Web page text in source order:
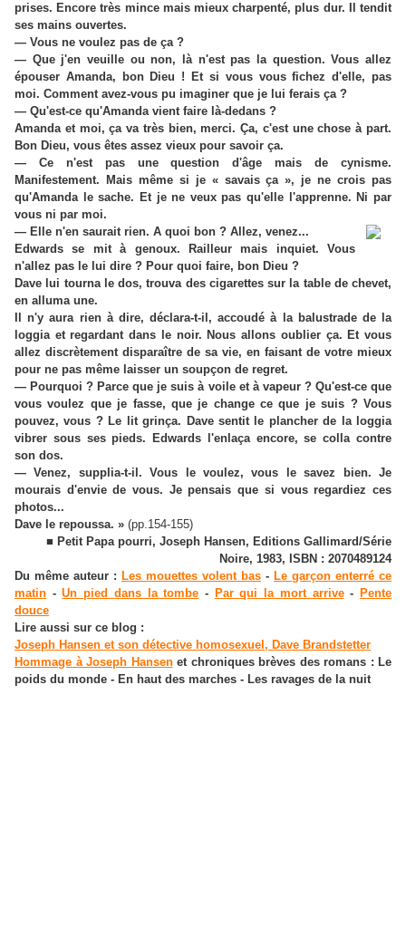
prises. Encore très mince mais mieux charpenté, plus dur. Il tendit
ses mains ouvertes.
— Vous ne voulez pas de ça ?
— Que j'en veuille ou non, là n'est pas la question. Vous allez
épouser Amanda, bon Dieu ! Et si vous vous fichez d'elle, pas
moi. Comment avez-vous pu imaginer que je lui ferais ça ?
— Qu'est-ce qu'Amanda vient faire là-dedans ?
Amanda et moi, ça va très bien, merci. Ça, c'est une chose à part.
Bon Dieu, vous êtes assez vieux pour savoir ça.
— Ce n'est pas une question d'âge mais de cynisme.
Manifestement. Mais même si je « savais ça », je ne crois pas
qu'Amanda le sache. Et je ne veux pas qu'elle l'apprenne. Ni par
vous ni par moi.
— Elle n'en saurait rien. A quoi bon ? Allez, venez...
Edwards se mit à genoux. Railleur mais inquiet. Vous
n'allez pas le lui dire ? Pour quoi faire, bon Dieu ?
Dave lui tourna le dos, trouva des cigarettes sur la table de chevet,
en alluma une.
Il n'y aura rien à dire, déclara-t-il, accoudé à la balustrade de la
loggia et regardant dans le noir. Nous allons oublier ça. Et vous
allez discrètement disparaître de sa vie, en faisant de votre mieux
pour ne pas même laisser un soupçon de regret.
— Pourquoi ? Parce que je suis à voile et à vapeur ? Qu'est-ce que
vous voulez que je fasse, que je change ce que je suis ? Vous
pouvez, vous ? Le lit grinça. Dave sentit le plancher de la loggia
vibrer sous ses pieds. Edwards l'enlaça encore, se colla contre
son dos.
— Venez, supplia-t-il. Vous le voulez, vous le savez bien. Je
mourais d'envie de vous. Je pensais que si vous regardiez ces
photos...
Dave le repoussa. » (pp.154-155)
■ Petit Papa pourri, Joseph Hansen, Editions Gallimard/Série
Noire, 1983, ISBN : 2070489124
Du même auteur : Les mouettes volent bas - Le garçon enterré ce
matin -Un pied dans la tombe - Par qui la mort arrive- Pente
douce
Lire aussi sur ce blog :
Joseph Hansen et son détective homosexuel, Dave Brandstetter
Hommage à Joseph Hansenet chroniques brèves des romans : Le
poids du monde - En haut des marches - Les ravages de la nuit